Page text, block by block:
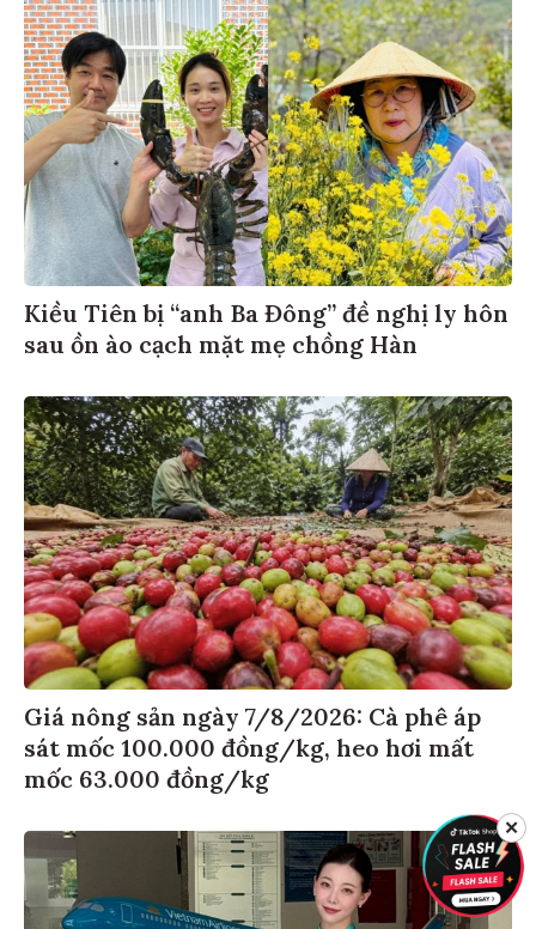
Kiều Tiên bị “anh Ba Đông” đề nghị ly hôn
sau ồn ào cạch mặt mẹ chồng Hàn
Giá nông sản ngày 7/8/2026: Cà phê áp
sát mốc 100.000 đồng/kg, heo hơi mất
mốc 63.000 đồng/kg
✕